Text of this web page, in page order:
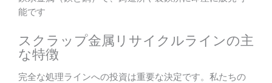
能です
スクラップ金属リサイクルラインの主
な特徴
完全な処理ラインへの投資は重要な決定です。私たちの